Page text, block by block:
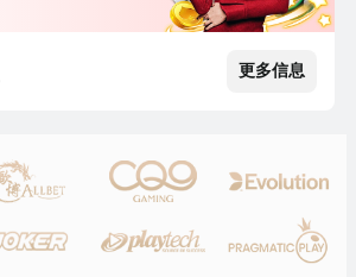
更多信息